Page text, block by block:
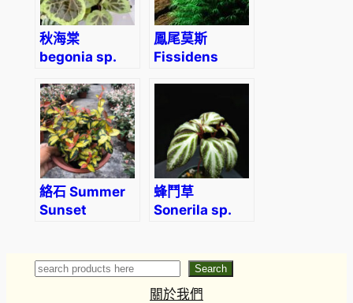
秋海棠
begonia sp.
鳳尾莫斯
Fissidens
絡石 Summer
Sunset
asiaticum)
蜂鬥草
Sonerila sp.
Search Search
關於我們